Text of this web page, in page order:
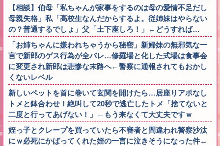
【相談】伯母「私ちゃんが家事をするのは母の愛情不足だし
母親失格」私「高校生なんだからするよ。従姉妹はやらない
の？普通するでしょ」父「土下座しろ！」←どうすれば…
「お姉ちゃんに嫌われちゃうから秘密」新婦妹の無邪気な一
言で新郎のゲス行為が全バレ…修羅場と化した式場は食事会
に変更され新郎は悲惨な末路へ←警察に通報されてもおかし
くないレベル
新しいペットを首に巻いて玄関を開けたら…居座りアポなし
トメと鉢合わせ！絶叫して20秒で逃亡したトメ「捨てないと
二度と行ってあげない！」←もう来なくて大丈夫ですｗ
姪っ子とクレープを買っていたら不審者と間違われ警察沙汰
にｗ必死にかばってくれた姪の一言に泣きそうになった件←